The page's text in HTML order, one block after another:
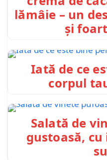
lămâie – un
și
Iată de ce
corpul
Salată de
gustoasă,